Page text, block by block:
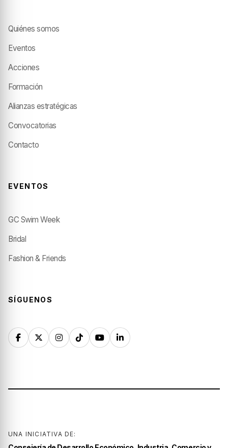
Quiénes somos
Eventos
Acciones
Formación
Alianzas estratégicas
Convocatorias
Contacto
EVENTOS
GC Swim Week
Bridal
Fashion & Friends
SÍGUENOS
UNA INICIATIVA DE: